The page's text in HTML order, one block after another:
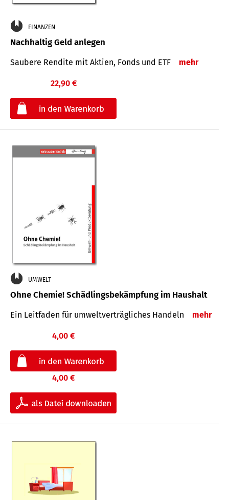
FINANZEN
Nachhaltig Geld anlegen
Saubere Rendite mit Aktien, Fonds und ETF mehr
22,90 €
UMWELT
Ohne Chemie! Schädlingsbekämpfung im Haushalt
Ein Leitfaden für um­welt­ver­träg­liches Han­deln mehr
4,00 €
4,00 €